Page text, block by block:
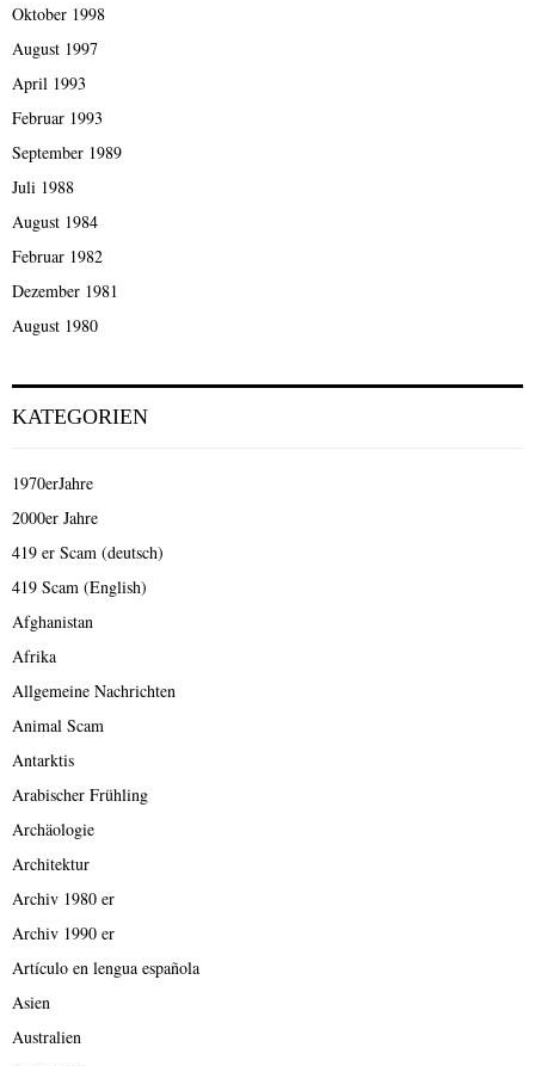
Oktober 1998
August 1997
April 1993
Februar 1993
September 1989
Juli 1988
August 1984
Februar 1982
Dezember 1981
August 1980
KATEGORIEN
1970erJahre
2000er Jahre
419 er Scam (deutsch)
419 Scam (English)
Afghanistan
Afrika
Allgemeine Nachrichten
Animal Scam
Antarktis
Arabischer Frühling
Archäologie
Architektur
Archiv 1980 er
Archiv 1990 er
Artículo en lengua española
Asien
Australien